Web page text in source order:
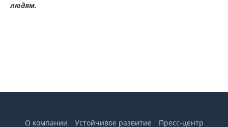
людям.
О компании Устойчивое развитие Пресс-центр